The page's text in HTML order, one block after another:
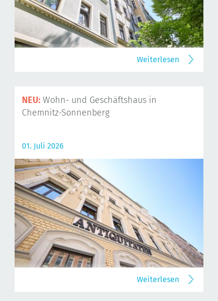
Weiterlesen
NEU: Wohn- und Geschäftshaus in
Chemnitz-Sonnenberg
01. Juli 2026
Weiterlesen